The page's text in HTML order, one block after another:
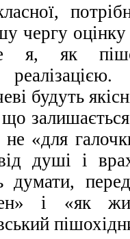
чергу
я, як
будуть
«для
душі і
думати,
і «як